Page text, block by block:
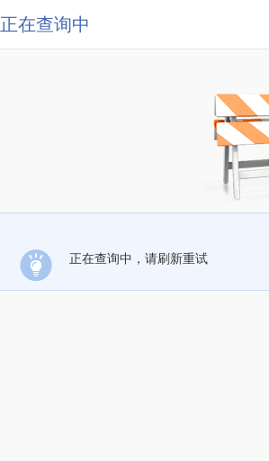
正在查询中
正在查询中，请刷新重试